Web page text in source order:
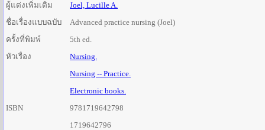
ผู้แต่งเพิ่มเติม
Joel, Lucille A.
ชื่อเรื่องแบบฉบับ
Advanced practice nursing (Joel)
ครั้งที่พิมพ์
5th ed.
หัวเรื่อง
Nursing.
Nursing -- Practice.
Electronic books.
ISBN
9781719642798
1719642796